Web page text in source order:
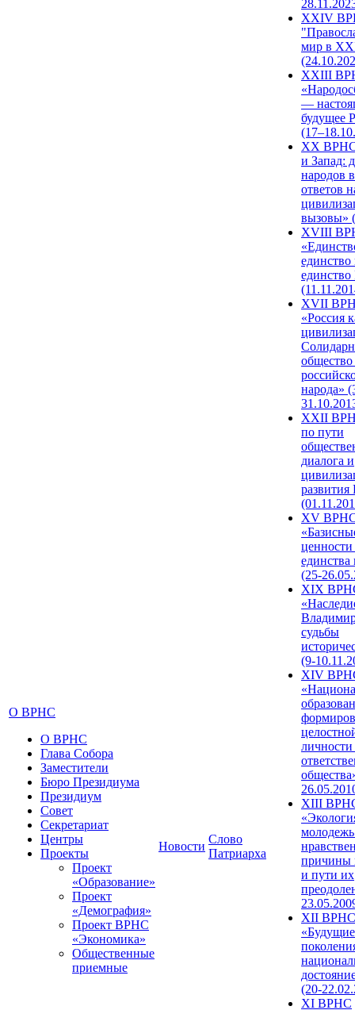
О ВРНС
О ВРНС
Глава Собора
Заместители
Бюро Президиума
Президиум
Совет
Секретариат
Центры
Проекты
Проект
«Образование»
Проект
«Демография»
Проект ВРНС
«Экономика»
Общественные
приемные
Новости
Слово
Патриарха
XXIV
мир в
XXIII
—
будущее
XX ВРНС
и Запад:
народов
ответов
вызовы»
XVIII
единство
единство
XVII
«Россия
народа»
XXII
по пути
диалога и
развития
XV
единства
(25-
XIX
судьбы
(9-
XIV
XIII
причины
и пути их
XII ВРНС
«Будущие
(20-
XI ВРНС